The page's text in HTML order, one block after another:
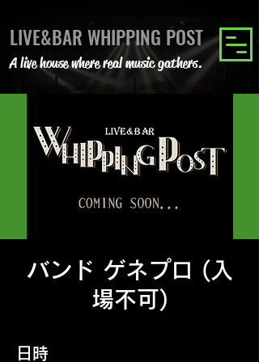
LIVE&BAR WHIPPING POST
A live house where real music gathers.
バンド ゲネプロ (入
場不可)
日時